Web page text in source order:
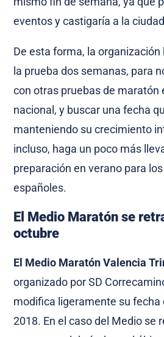
eventos y castigaría a la
De esta forma, la
la prueba dos semanas, para
con otras pruebas de maratón
nacional, y buscar una fecha
manteniendo su crecimiento
incluso, haga un poco más
preparación en verano para
españoles.
El Medio Maratón se
octubre
El Medio Maratón Valencia
organizado por SD
modifica ligeramente su fecha
2018. En el caso del Medio se